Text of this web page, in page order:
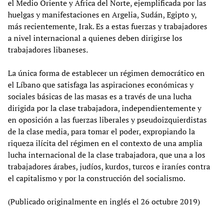
el Medio Oriente y África del Norte, ejemplificada por las
huelgas y manifestaciones en Argelia, Sudán, Egipto y,
más recientemente, Irak. Es a estas fuerzas y trabajadores
a nivel internacional a quienes deben dirigirse los
trabajadores libaneses.
La única forma de establecer un régimen democrático en
el Líbano que satisfaga las aspiraciones económicas y
sociales básicas de las masas es a través de una lucha
dirigida por la clase trabajadora, independientemente y
en oposición a las fuerzas liberales y pseudoizquierdistas
de la clase media, para tomar el poder, expropiando la
riqueza ilícita del régimen en el contexto de una amplia
lucha internacional de la clase trabajadora, que una a los
trabajadores árabes, judíos, kurdos, turcos e iraníes contra
el capitalismo y por la construcción del socialismo.
(Publicado originalmente en inglés el 26 octubre 2019)